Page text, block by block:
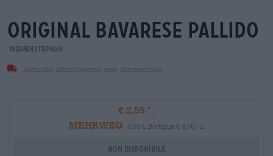
original Bavarese pallido
Weihenstephan
Articolo attualmente non disponibile
€ 2,59
MEHRWEG
0,50 L Bottiglia € 4,76 / L
Non disponibile